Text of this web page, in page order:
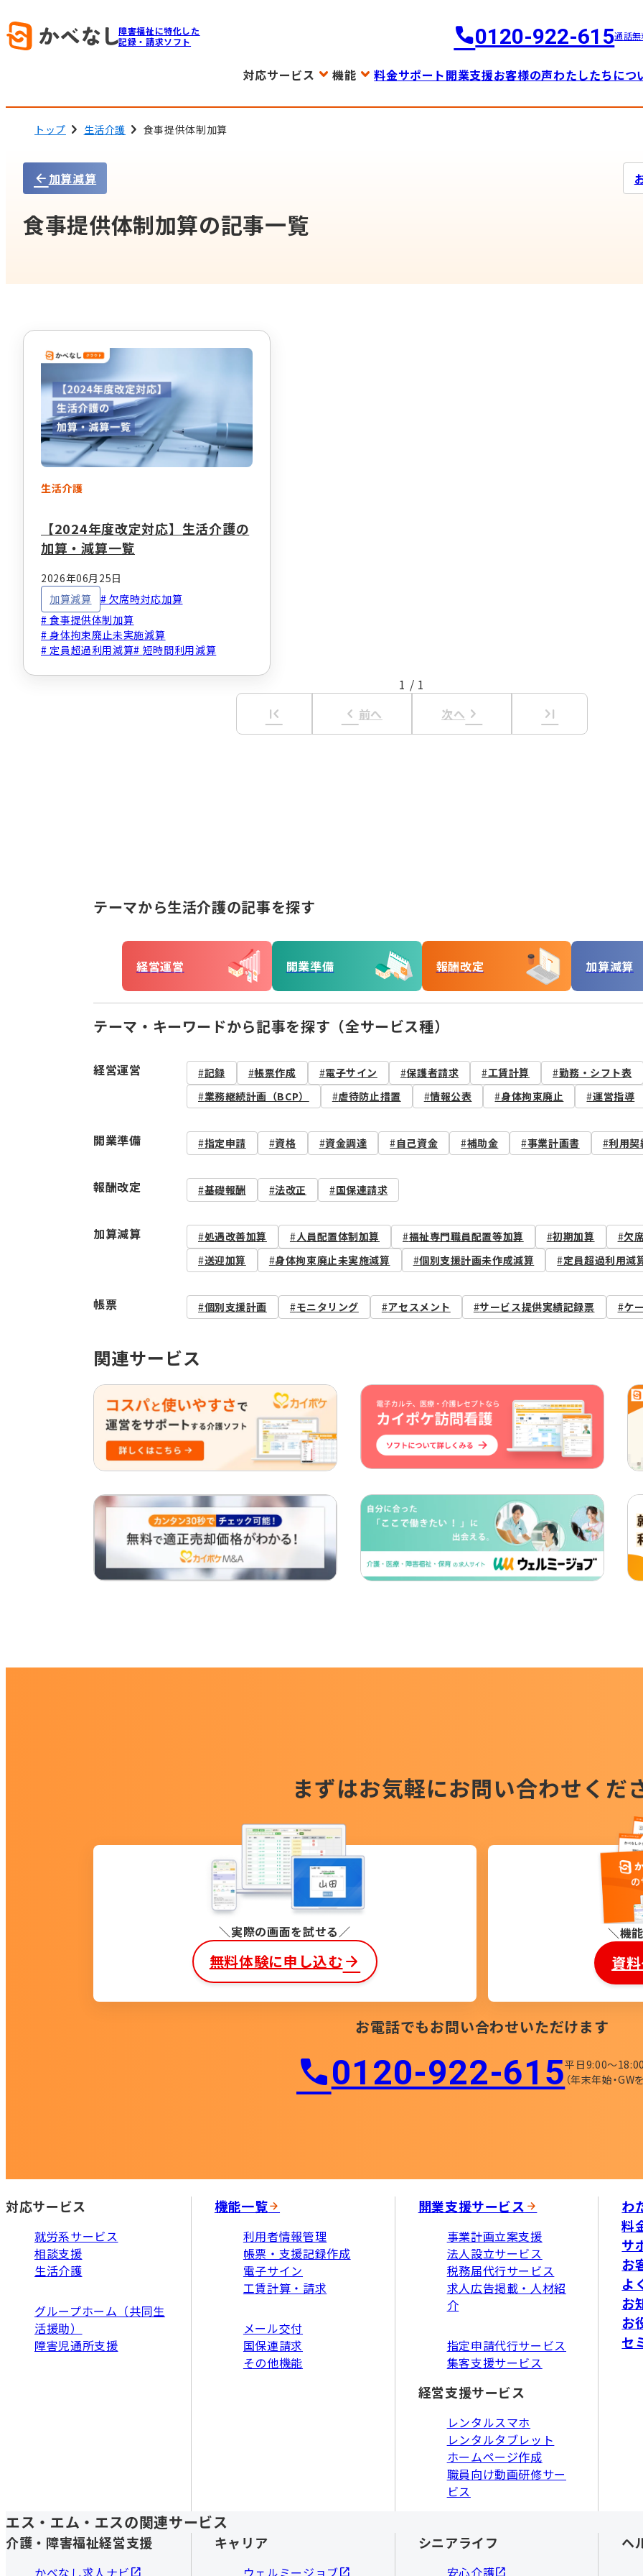
障害福祉に特化した
記録・請求ソフト
0120-922-615通話
対応サービス 機能 料金サポート開業支援お客様の声わたしたちにつ
トップ 生活介護 食事提供体制加算
加算減算
食事提供体制加算の記事一覧
生活介護
【2024年度改定対応】生活介護の
加算・減算一覧
2026年06月25日
加算減算
欠席時対応加算
食事提供体制加算
身体拘束廃止未実施減算
定員超過利用減算
短時間利用減算
1 / 1
first_page keyboard_arrow_left 前へ 次へ keyboard_arrow_right last_page
テーマから生活介護の記事を探す
経営運営 開業準備 報酬改定 加算減算
テーマ・キーワードから記事を探す（全サービス種）
経営運営 記録 帳票作成 電子サイン 保護者請求 工賃計算
勤務・シフト表
業務継続計画（BCP）
虐待防止措置 情報公表 身体拘束廃止 運営指導
開業準備 指定申請 資格 資金調達 自己資金 補助金 事業計画書 利用契
報酬改定 基礎報酬 法改正 国保連請求
加算減算 処遇改善加算 人員配置体制加算 福祉専門職員配置等加算 初期加算
欠
送迎加算
身体拘束廃止未実施減算 個別支援計画未作成減算 定員超過利用減
帳票 個別支援計画 モニタリング アセスメント サービス提供実績記録票 ケ
関連サービス
まずはお気軽にお問い合わせくだ
実際の画面を試せる
無料体験に申し込む
機
資
お電話でもお問い合わせいただけます
0120-922-615​平日9:00〜
（年末年始・GW
対応サービス
就労系サービス
相談支援
生活介護
グループホーム（共同生
活援助）
障害児通所支援
機能一覧
利用者情報管理
帳票・支援記録作成
電子サイン
工賃計算・請求
メール交付
国保連請求
その他機能
開業支援サービス
事業計画立案支援
法人設立サービス
税務届代行サービス
求人広告掲載・人材紹
介
指定申請代行サービス
集客支援サービス
経営支援サービス
レンタルスマホ
レンタルタブレット
ホームページ作成
職員向け動画研修サー
ビス
わ
料
サ
お
よ
お
お
セ
エス・エム・エスの関連サービス
介護・障害福祉経営支援
かべなし求人ナビ
キャリア
ウェルミージョブ
シニアライフ
安心介護
ヘ